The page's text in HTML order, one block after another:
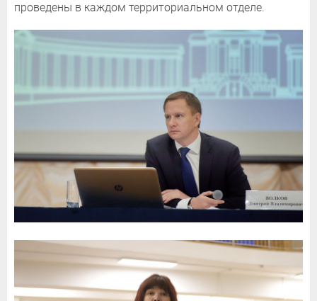
проведены в каждом территориальном отделе.